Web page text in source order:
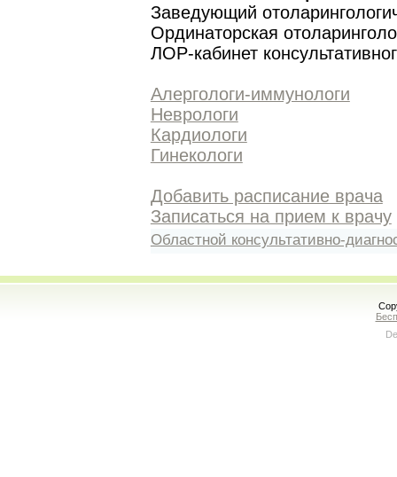
Заведующий
Ординаторская
ЛОР-кабинет
Алергологи-иммунологи
Неврологи
Кардиологи
Гинекологи
Добавить расписание врача
Записаться на прием к врачу
Областной консультативно-